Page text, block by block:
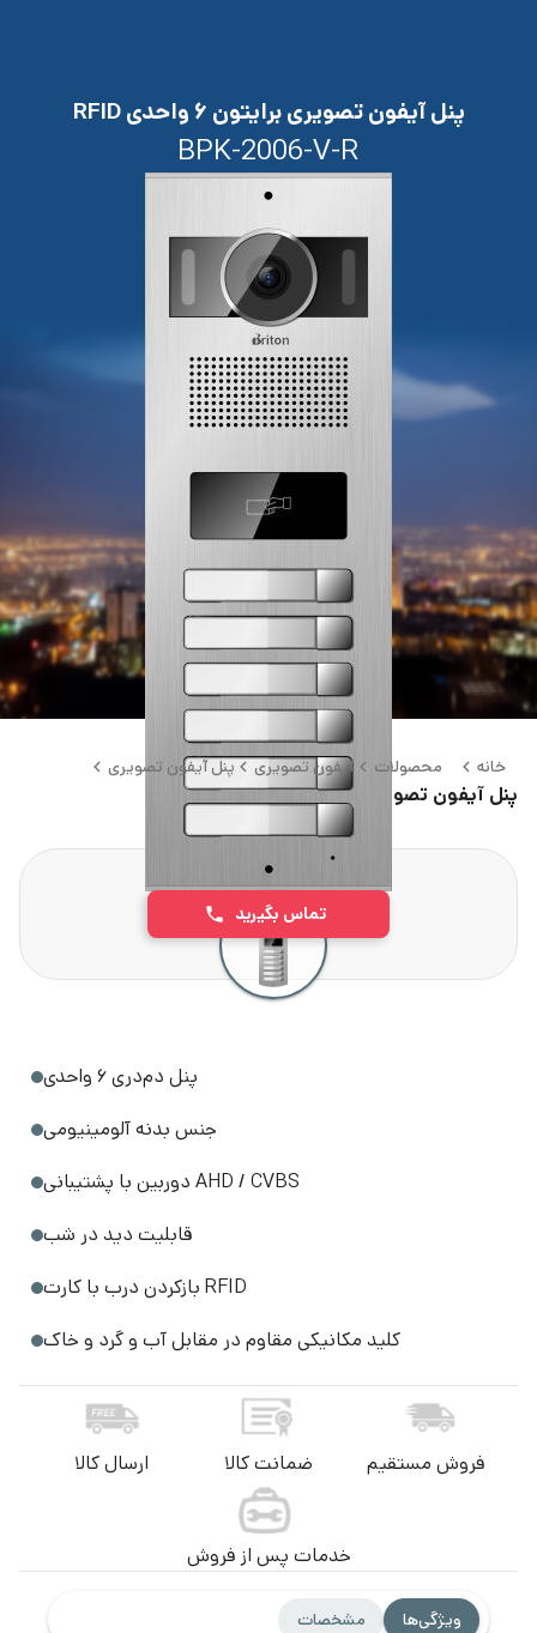
پنل آیفون تصویری برایتون ۶ واحدی RFID
BPK-2006-V-R
خانه محصولات آیفون تصویری پنل آیفون تصویری
پنل آیفون تصویری برایتون ۶ واحدی RFID
تماس بگیرید
پنل دم‌دری ۶ واحدی
جنس بدنه آلومینیومی
دوربین با پشتیبانی AHD / CVBS
قابلیت دید در شب
بازکردن درب با کارت RFID
کلید مکانیکی مقاوم در مقابل آب و گرد و خاک
فروش مستقیم ضمانت کالا ارسال کالا
خدمات پس از فروش
ویژگی‌ها مشخصات